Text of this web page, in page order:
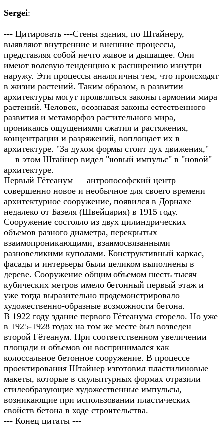
Sergei:
--- Цитировать ---Стены здания, по Штайнеру,
выявляют внутренние и внешние процессы,
представляя собой нечто живое и дышащее. Они
имеют волевую тенденцию к расширению изнутри
наружу. Эти процессы аналогичны тем, что происходят
в жизни растений. Таким образом, в развитии
архитектуры могут проявляться законы гармонии мира
растений. Человек, осознавая законы естественного
развития и метаморфоз растительного мира,
проникаясь ощущениями сжатия и растяжения,
концентрации и разряжений, воплощает их в
архитектуре. "За духом формы стоит дух движения,"
— в этом Штайнер видел "новый импульс" в "новой"
архитектуре.
Первый Гётеанум — антропософский центр —
совершенно новое и необычное для своего времени
архитектурное сооружение, появился в Дорнахе
недалеко от Базеля (Швейцария) в 1915 году.
Сооружение состояло из двух цилиндрических
объемов разного диаметра, перекрытых
взаимопроникающими, взаимосвязанными
разновеликими куполами. Конструктивный каркас,
фасады и интерьеры были целиком выполнены в
дереве. Сооружение общим объемом шесть тысяч
кубических метров имело бетонный первый этаж и
уже тогда выразительно продемонстрировало
художественно-образные возможности бетона.
В 1922 году здание первого Гётеанума сгорело. Но уже
в 1925-1928 годах на том же месте был возведен
второй Гётеанум. При соответственном увеличении
площади и объемов он воспринимался как
колоссальное бетонное сооружение. В процессе
проектирования Штайнер изготовил пластилиновые
макеты, которые в скульптурных формах отразили
стилеобразующие художественные импульсы,
возникающие при использовании пластических
свойств бетона в ходе строительства.
--- Конец цитаты ---